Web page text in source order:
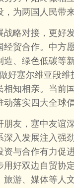
，为两国人民带
对接，更好
贸合作。中方
、绿色低碳等
好塞尔维亚段
知相亲。当前
落实四大全球
，塞中友谊
入发展注入强
与合作有力促
好双边自贸协
游、媒体等人